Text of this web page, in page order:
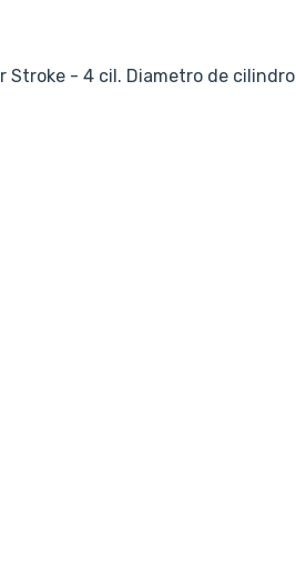
Stroke - 4 cil. Diametro de cilindro